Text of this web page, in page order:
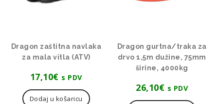
Dragon zaštitna navlaka
za mala vitla (ATV)
17,10€ s PDV
Dodaj u košaricu
Dragon gurtna/traka za
drvo 1,5m dužine, 75mm
širine, 4000kg
26,10€ s PDV